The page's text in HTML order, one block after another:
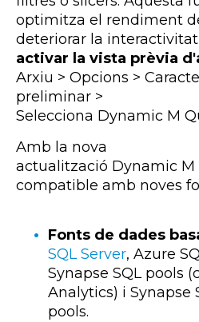
optimitza el rendiment
deteriorar la
activar la vista prèvia
Arxiu > Opcions >
preliminar >
Selecciona Dynamic M
Amb la nova
actualització Dynamic M
compatible amb noves
Fonts de dades
SQL Server, Azure
Synapse SQL pools
Analytics) i Synapse
pools.